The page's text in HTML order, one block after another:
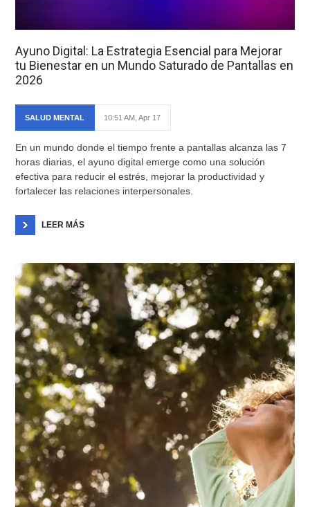
Ayuno Digital: La Estrategia Esencial para Mejorar
tu Bienestar en un Mundo Saturado de Pantallas en
2026
SALUD MENTAL 10:51 AM, Apr 17
En un mundo donde el tiempo frente a pantallas alcanza las 7
horas diarias, el ayuno digital emerge como una solución
efectiva para reducir el estrés, mejorar la productividad y
fortalecer las relaciones interpersonales.
LEER MÁS